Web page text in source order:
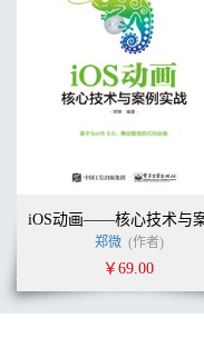
郑微 (作者)
￥69.00